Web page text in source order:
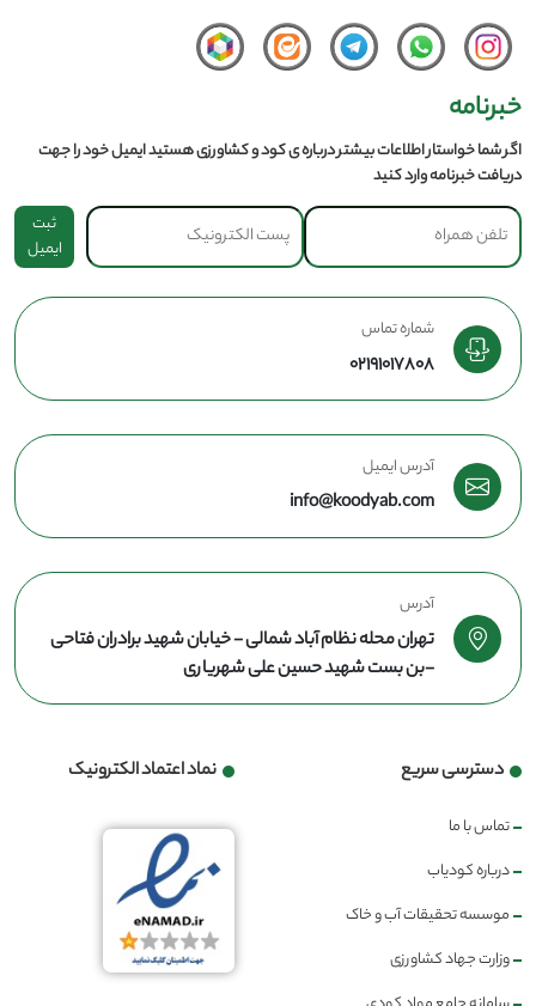
خبرنامه
اگر شما خواستار اطلاعات بیشتر درباره ی کود و کشاورزی هستید ایمیل خود را جهت
دریافت خبرنامه وارد کنید
ثبت
ایمیل
شماره تماس
02191017808
آدرس ایمیل
info@koodyab.com
آدرس
تهران محله نظام آباد شمالی - خیابان شهید برادران فتاحی
-بن بست شهید حسین علی شهریاری
دسترسی سریع
تماس با ما
درباره کودیاب
موسسه تحقیقات آب و خاک
وزارت جهاد کشاورزی
نماد اعتماد الکترونیک